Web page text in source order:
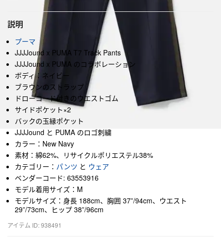
説明
プーマ
JJJJound x PUMA T7 Track Pants
JJJJound x PUMA のコラボレーション
ボディ：ネイビー
ブラウンのストラップ
ドローコード付きのウエストゴム
サイドポケット×2
バックの玉縁ポケット
JJJJound と PUMA のロゴ刺繍
カラー：New Navy
素材：綿62%、リサイクルポリエステル38%
カテゴリー： パンツ と ウェア
ベンダーコード: 63553916
モデル着用サイズ：M
モデルサイズ：身長 188cm、胸囲 37”/94cm、ウエスト
29”/73cm、ヒップ 38”/96cm
アイテム ID: 938491